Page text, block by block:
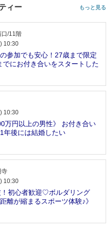
ィー もっと見る
口/11階
10:30
参加でも安心！27歳まで限定
でにお付き合いをスタートした
10:30
万円以上の男性》 お付き合い
年後には結婚したい
寺
10:30
！初心者歓迎♡ボルダリング
距離が縮まるスポーツ体験♪》